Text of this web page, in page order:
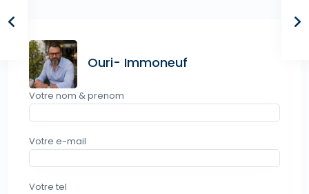
Ouri- Immoneuf
Votre nom & prenom
Votre e-mail
Votre tel